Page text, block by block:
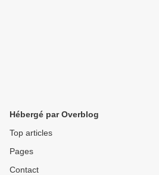
Hébergé par Overblog
Top articles
Pages
Contact